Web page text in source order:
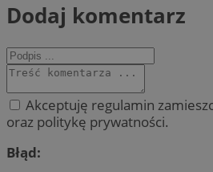
Dodaj komentarz
Akceptuję regulamin
oraz politykę prywatności.
Błąd: